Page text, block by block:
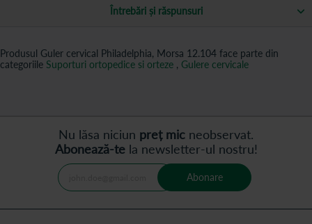
Întrebări și răspunsuri
Produsul Guler cervical Philadelphia, Morsa 12.104 face parte din
categoriile Suporturi ortopedice si orteze , Gulere cervicale
Nu lăsa niciun preț mic neobservat.
Abonează-tela newsletter-ul nostru!
Abonare